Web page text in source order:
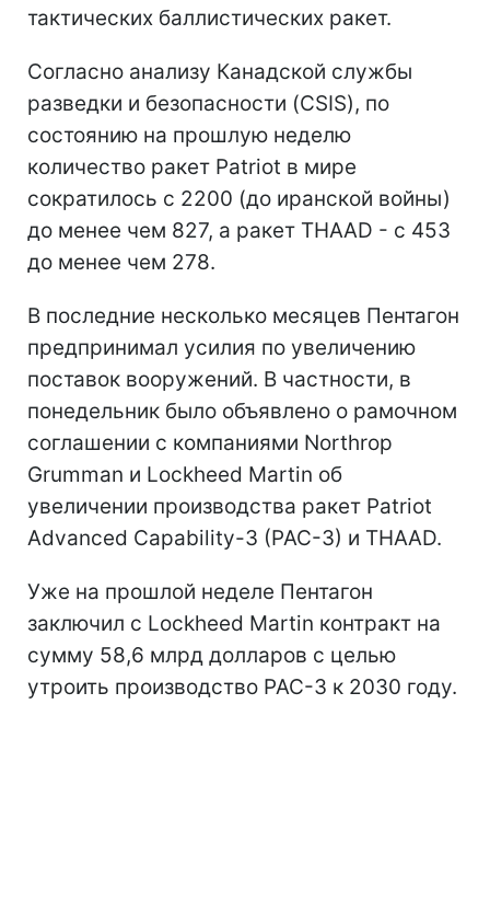
тактических баллистических ракет.
Согласно анализу Канадской службы
разведки и безопасности (CSIS), по
состоянию на прошлую неделю
количество ракет Patriot в мире
сократилось с 2200 (до иранской войны)
до менее чем 827, а ракет THAAD - с 453
до менее чем 278.
В последние несколько месяцев Пентагон
предпринимал усилия по увеличению
поставок вооружений. В частности, в
понедельник было объявлено о рамочном
соглашении с компаниями Northrop
Grumman и Lockheed Martin об
увеличении производства ракет Patriot
Advanced Capability-3 (PAC-3) и THAAD.
Уже на прошлой неделе Пентагон
заключил с Lockheed Martin контракт на
сумму 58,6 млрд долларов с целью
утроить производство PAC-3 к 2030 году.